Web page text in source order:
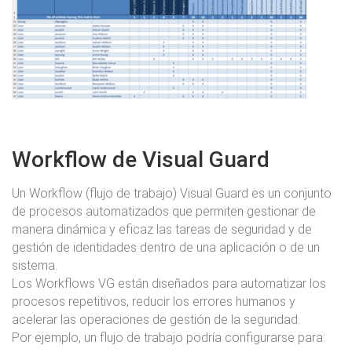
Workflow de Visual Guard
Un Workflow (flujo de trabajo) Visual Guard es un conjunto
de procesos automatizados que permiten gestionar de
manera dinámica y eficaz las tareas de seguridad y de
gestión de identidades dentro de una aplicación o de un
sistema.
Los Workflows VG están diseñados para automatizar los
procesos repetitivos, reducir los errores humanos y
acelerar las operaciones de gestión de la seguridad.
Por ejemplo, un flujo de trabajo podría configurarse para: